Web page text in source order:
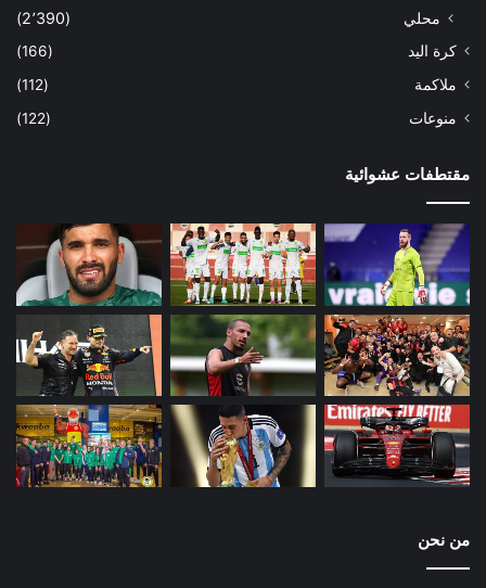
محلي
(2٬390)
كرة اليد
(166)
ملاكمة
(112)
منوعات
(122)
مقتطفات عشوائية
من نحن